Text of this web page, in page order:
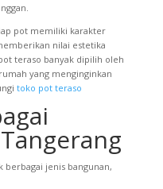
pot memiliki karakter
nilai estetika
teraso banyak dipilih oleh
yang menginginkan
toko pot teraso
jenis bangunan,